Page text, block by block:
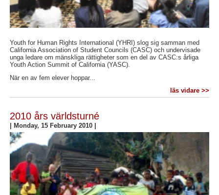
Youth for Human Rights International (YHRI) slog sig samman med
California Association of Student Councils (CASC) och undervisade
unga ledare om mänskliga rättigheter som en del av CASC:s årliga
Youth Action Summit of California (YASC).
När en av fem elever hoppar...
läs vidare >>
2010 års världsturné
Monday, 15 February 2010